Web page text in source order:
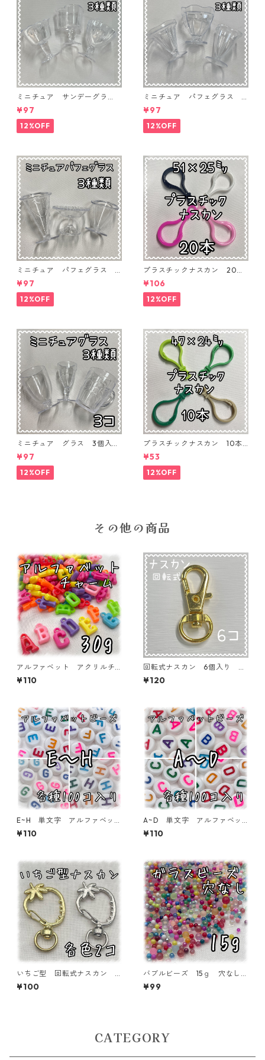
ミニチュア サンデーグラ
ス 3個入り【MNT-GLS-3P-
04】
¥97
12%OFF
ミニチュア パフェグラス 3
個入り【MNT-GLS-3P-03】
¥97
12%OFF
ミニチュア パフェグラス 3
個入り【MNT-GLS-3P-02】
¥97
12%OFF
プラスチックナスカン 20本
入り【PK-20】
¥106
12%OFF
ミニチュア グラス 3個入り
【MNT-GLS-3P-01】
¥97
12%OFF
プラスチックナスカン 10本
入り【PK-10】
¥53
12%OFF
その他の商品
アルファベット アクリルチ
ャーム 30ｇ 【ACM-EA-3
0G-Ｂ】
¥110
回転式ナスカン 6個入り ゴ
ールド【AP-KNK1-GLD】
¥120
E~H 単文字 アルファベット
ビーズ 100個入り【AB‐E
A】
¥110
A~D 単文字 アルファベッ
トビーズ 100個入り【AB‐E
A】
¥110
いちご型 回転式ナスカン
各色2個入り【AP-KNK-ST2
P】
¥100
バブルビーズ 15ｇ 穴なし
ガラス １~3㎜ 封入パーツ
【BB-15-MIX】
¥99
CATEGORY